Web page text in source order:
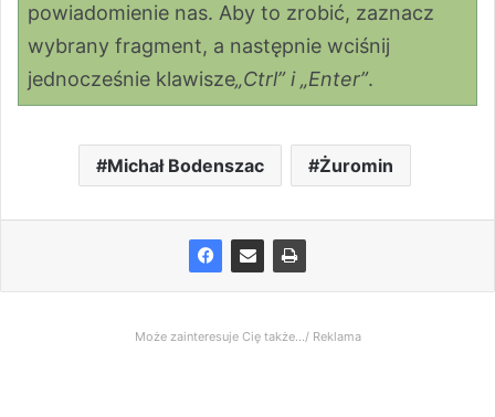
powiadomienie nas. Aby to zrobić, zaznacz
wybrany fragment, a następnie wciśnij
jednocześnie klawisze„Ctrl” i „Enter”.
Michał Bodenszac Żuromin
Może zainteresuje Cię także.../ Reklama